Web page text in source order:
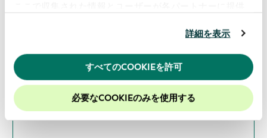
用したときに収集した他の情報を組み合わせて使用する
ッキーに同意したことになります。
当社のウェブサイトでのエクスペリエンスを向上させる
ために、Cookieを有効にしておくことをお勧めします。
詳細を表示
すべてのCOOKIEを許可
必要なCOOKIEのみを使用する
ISITCとGLEIF、業界のベストプラクティスとデ
ータの透明性を支援するための連携を開始
日付: 2026-06-16